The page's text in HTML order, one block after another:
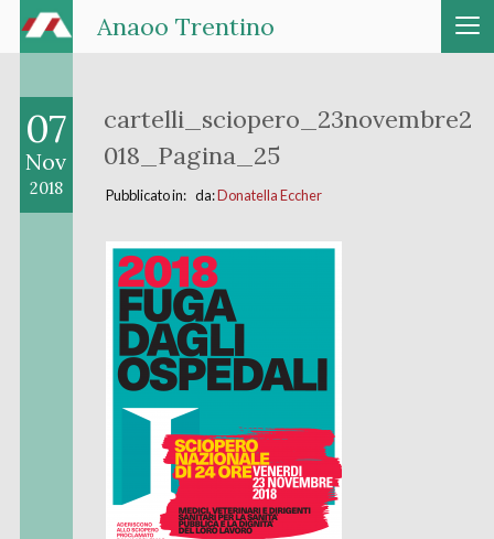
Anaoo Trentino
cartelli_sciopero_23novembre2
018_Pagina_25
07
Nov
2018 Pubblicato in: da:Donatella Eccher